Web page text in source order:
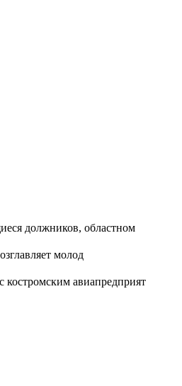
должников, областном
молод
авиапредприят